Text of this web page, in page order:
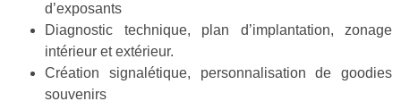
d’exposants
Diagnostic technique, plan d’implantation, zonage
intérieur et extérieur.
Création signalétique, personnalisation de goodies
souvenirs